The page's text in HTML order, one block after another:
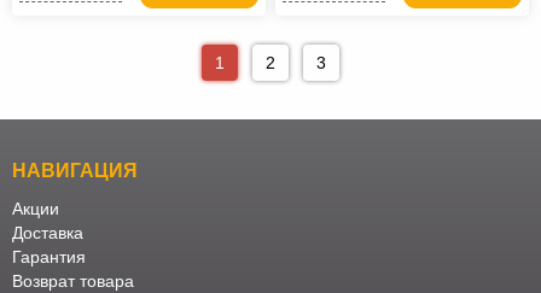
1 2 3
НАВИГАЦИЯ
Акции
Доставка
Гарантия
Возврат товара